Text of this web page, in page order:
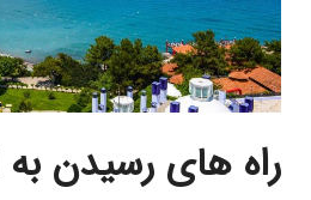
راه های رسیدن